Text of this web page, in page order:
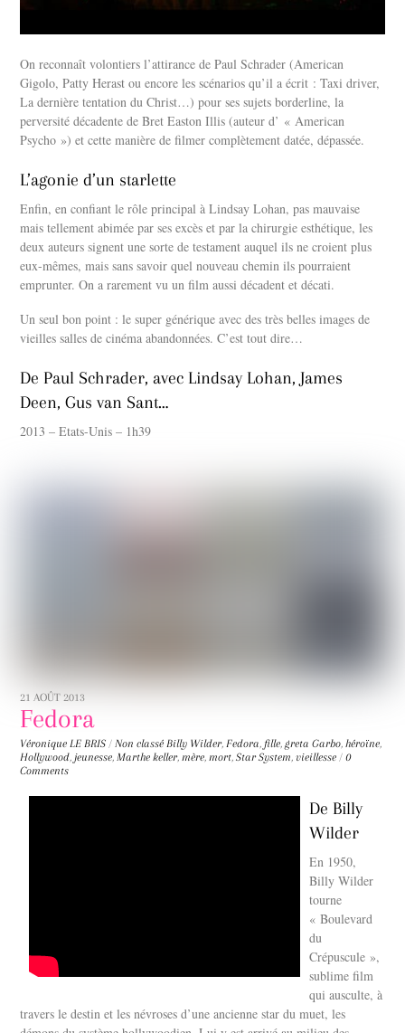
On reconnaît volontiers l’attirance de Paul Schrader (American
Gigolo, Patty Herast ou encore les scénarios qu’il a écrit : Taxi driver,
La dernière tentation du Christ…) pour ses sujets borderline, la
perversité décadente de Bret Easton Illis (auteur d’ « American
Psycho ») et cette manière de filmer complètement datée, dépassée.
L’agonie d’un starlette
Enfin, en confiant le rôle principal à Lindsay Lohan, pas mauvaise
mais tellement abimée par ses excès et par la chirurgie esthétique, les
deux auteurs signent une sorte de testament auquel ils ne croient plus
eux-mêmes, mais sans savoir quel nouveau chemin ils pourraient
emprunter. On a rarement vu un film aussi décadent et décati.
Un seul bon point : le super générique avec des très belles images de
vieilles salles de cinéma abandonnées. C’est tout dire…
De Paul Schrader, avec Lindsay Lohan, James
Deen, Gus van Sant…
2013 – Etats-Unis – 1h39
21 AOÛT 2013
Fedora
Véronique LE BRIS / Non classé Billy Wilder,Fedora, fille,greta Garbo,héroïne,
Hollywood, jeunesse,Marthe keller,mère,mort,Star System,vieillesse / 0
Comments
De Billy
Wilder
En 1950,
Billy Wilder
tourne
« Boulevard
du
Crépuscule »,
sublime film
qui ausculte, à
travers le destin et les névroses d’une ancienne star du muet, les